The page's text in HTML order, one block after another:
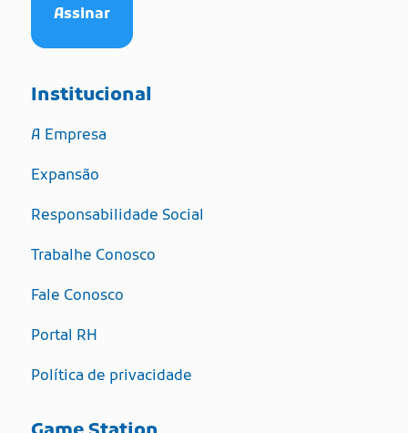
Institucional
A Empresa
Expansão
Responsabilidade Social
Trabalhe Conosco
Fale Conosco
Portal RH
Política de privacidade